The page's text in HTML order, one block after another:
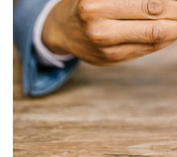
VTV9
Liên hệ tòa soạn